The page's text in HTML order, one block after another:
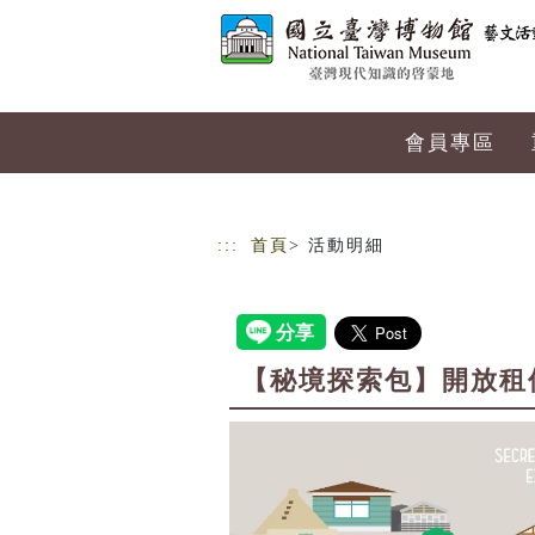
會員專區
::: 首頁 > 活動明細
【秘境探索包】開放